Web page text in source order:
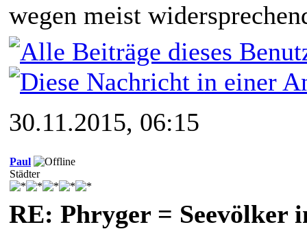
wegen meist
30.11.2015, 06:15
Paul
Städter
RE: Phryger = Seevölker